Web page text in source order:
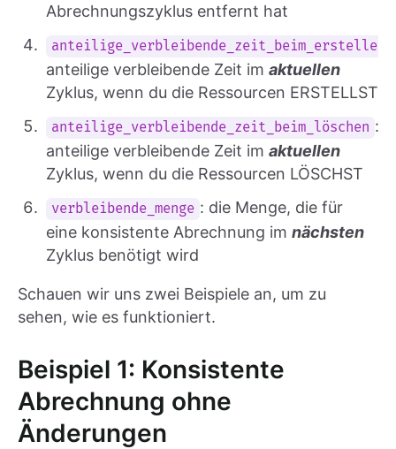
Abrechnungszyklus entfernt hat
anteilige_verbleibende_zeit_beim_erstellen
anteilige verbleibende Zeit im aktuellen
Zyklus, wenn du die Ressourcen ERSTELLST
anteilige_verbleibende_zeit_beim_löschen :
anteilige verbleibende Zeit im aktuellen
Zyklus, wenn du die Ressourcen LÖSCHST
verbleibende_menge : die Menge, die für
eine konsistente Abrechnung im nächsten
Zyklus benötigt wird
Schauen wir uns zwei Beispiele an, um zu
sehen, wie es funktioniert.
Beispiel 1: Konsistente
Abrechnung ohne
Änderungen